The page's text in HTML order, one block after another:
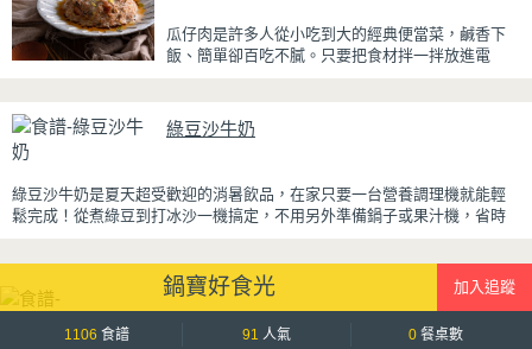
吃到淡淡的茶香。相較於傳統提拉米蘇，這款更清
爽、更低負擔，無論是下午茶、飯後甜點，或是正
瓜仔肉是許多人從小吃到大的經典便當菜，鹹香下
飯、簡單卻百吃不膩。只要把食材拌一拌放進電
蒸好的瓜仔肉鮮嫩多汁，絞肉吸飽脆瓜醬汁的甘甜
滿濃濃古早味，帶便當、配稀飯、配白飯都好吃，
讓人忍不住多扒好幾口飯，是一道簡單又美味的經
綠豆沙牛奶
綠豆沙牛奶是夏天超受歡迎的消暑飲品，在家只要一台營養調理機就能輕
鬆完成！從煮綠豆到打冰沙一機搞定，不用另外準備鍋子或果汁機，省時
先把綠豆煮到綿密鬆軟，再攪打成綠豆沙，最後跟牛奶混合均勻就完成~口
感細緻滑順，入口帶有綠豆天然清香，搭配濃郁奶香，冰冰喝清涼又消
暑，炎炎夏日一定要喝一杯！
鍋寶好食光
1106 食譜 91 人氣 0 餐桌數